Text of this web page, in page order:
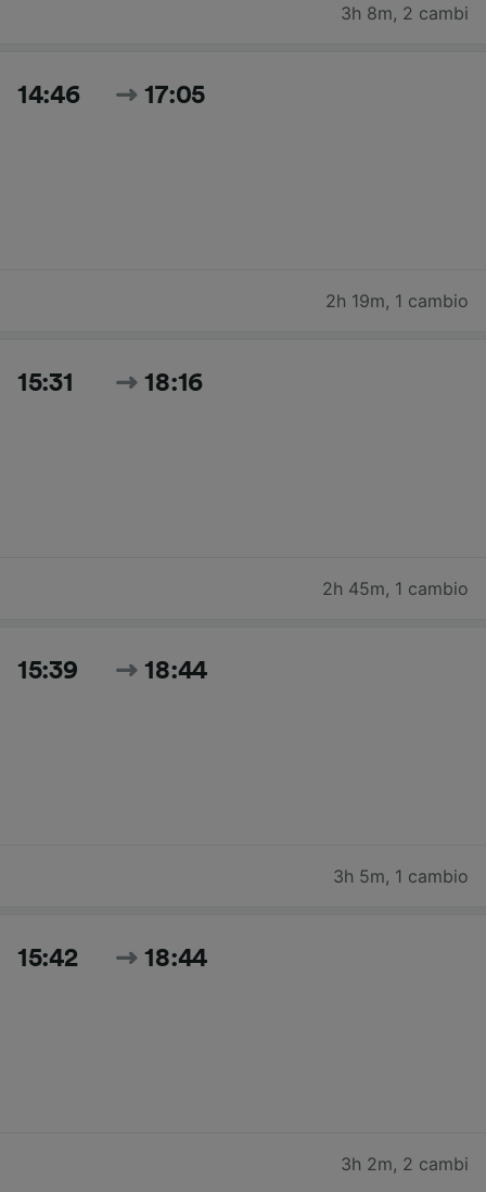
3h 8m, 2 cambi
14:46 17:05
2h 19m, 1 cambio
15:31 18:16
2h 45m, 1 cambio
15:39 18:44
3h 5m, 1 cambio
15:42 18:44
3h 2m, 2 cambi